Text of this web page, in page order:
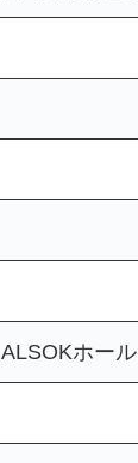
ALSOKホール